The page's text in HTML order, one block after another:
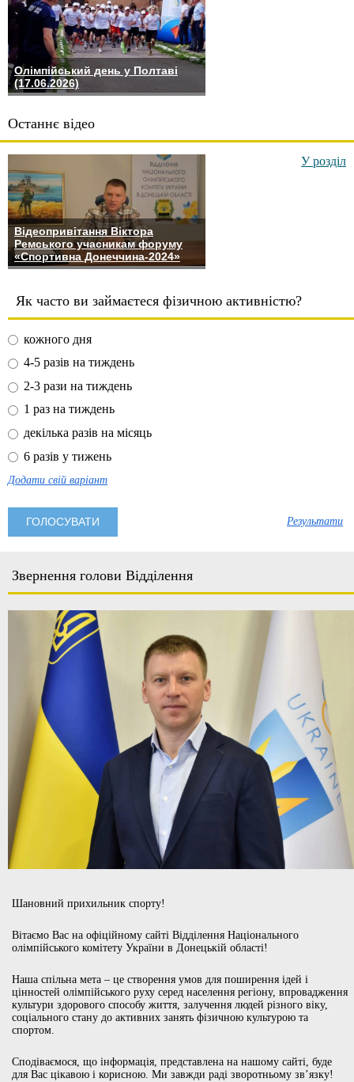
Олімпійський день у Полтаві
(17.06.2026)
Останнє відео
Відеопривітання Віктора
Ремського учасникам форуму
«Спортивна Донеччина-2024»
У розділ
Як часто ви займаєтеся фізичною активністю?
кожного дня
4-5 разів на тиждень
2-3 рази на тиждень
1 раз на тиждень
декілька разів на місяць
6 разів у тижень
Додати свій варіант
Результати
Звернення голови Відділення
Шановний прихильник спорту!
Вітаємо Вас на офіційному сайті Відділення Національного
олімпійського комітету України в Донецькій області!
Наша спільна мета – це створення умов для поширення ідей і
цінностей олімпійського руху серед населення регіону, впровадження
культури здорового способу життя, залучення людей різного віку,
соціального стану до активних занять фізичною культурою та
спортом.
Сподіваємося, що інформація, представлена на нашому сайті, буде
для Вас цікавою і корисною. Ми завжди раді зворотньому зв’язку!